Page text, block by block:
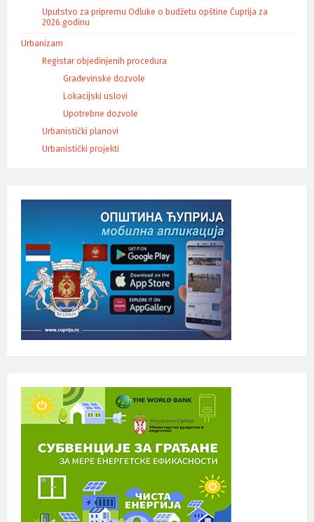
Uputstvo za pripremu Odluke o budžetu opštine Ćuprija za
2026.godinu
Urbanizam
Registar objedinjenih procedura
Građevinske dozvole
Lokacijski uslovi
Upotrebne dozvole
Urbanistički planovi
Urbanistički projekti